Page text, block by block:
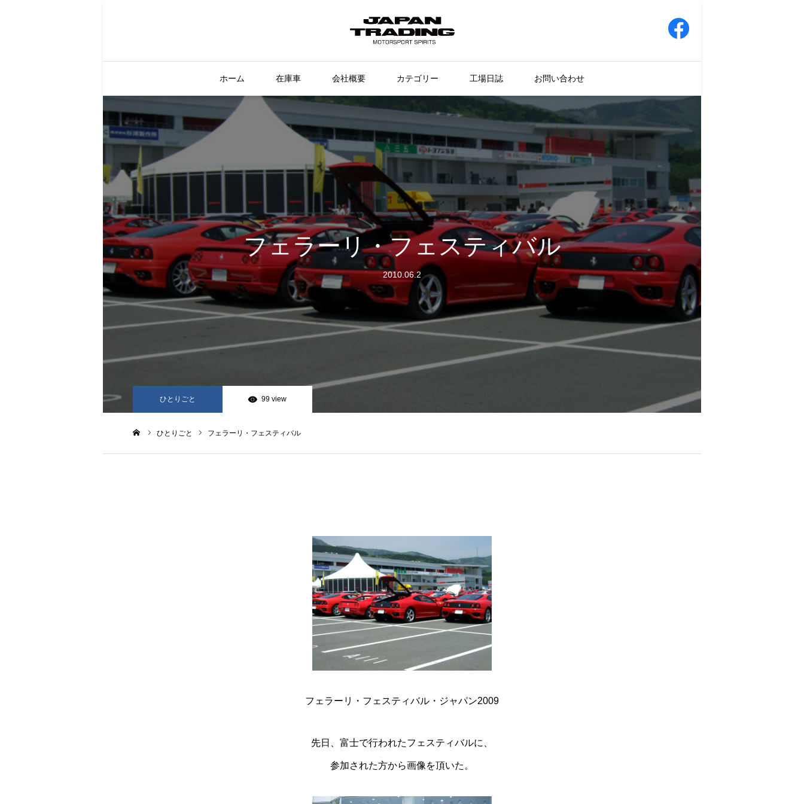
ホーム 在庫車 会社概要 カテゴリー 工場日誌 お問い合わせ
フェラーリ・フェスティバル
2010.06.2
ひとりごと 99 view
ひとりごと フェラーリ・フェスティバル
フェラーリ・フェスティバル・ジャパン2009
先日、富士で行われたフェスティバルに、
参加された方から画像を頂いた。